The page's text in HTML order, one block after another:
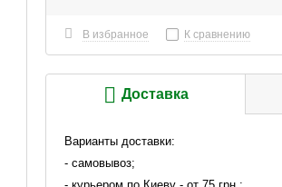
В избранное К сравнению
Доставка
Варианты доставки:
- самовывоз;